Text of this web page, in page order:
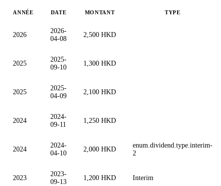
ANNÉE DATE MONTANT TYPE
2026
2026-
04-08
2,500 HKD
2025
2025-
09-10
1,300 HKD
2025
2025-
04-09
2,100 HKD
2024
2024-
09-11
1,250 HKD
2024
2024-
04-10
2,000 HKD
enum.dividend.type.interim-
2
2023
2023-
09-13
1,200 HKD Interim